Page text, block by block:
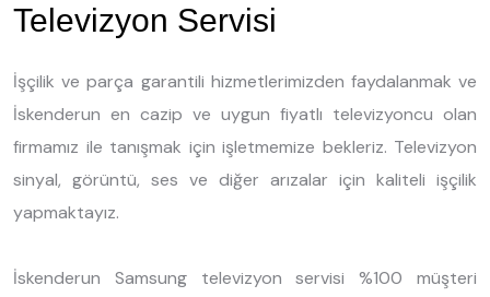
Televizyon Servisi
İşçilik ve parça garantili hizmetlerimizden faydalanmak ve
İskenderun en cazip ve uygun fiyatlı televizyoncu olan
firmamız ile tanışmak için işletmemize bekleriz. Televizyon
sinyal, görüntü, ses ve diğer arızalar için kaliteli işçilik
yapmaktayız.
İskenderun Samsung televizyon servisi %100 müşteri